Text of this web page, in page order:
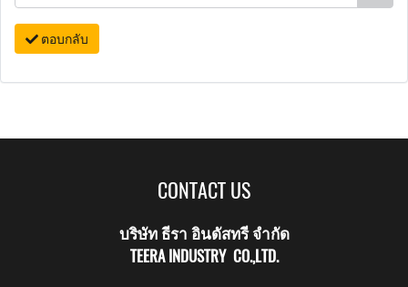
ตอบกลับ
CONTACT US
บริษัท ธีรา อินดัสทรี จำกัด
TEERA INDUSTRY CO.,LTD.